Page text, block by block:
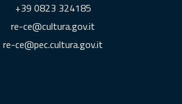
+39 0823 324185
re-ce@cultura.gov.it
re-ce@pec.cultura.gov.it